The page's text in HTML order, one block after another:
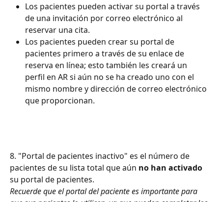
Los pacientes pueden activar su portal a través
de una invitación por correo electrónico al
reservar una cita.
Los pacientes pueden crear su portal de
pacientes primero a través de su enlace de
reserva en línea; esto también les creará un
perfil en AR si aún no se ha creado uno con el
mismo nombre y dirección de correo electrónico
que proporcionan.
8. "Portal de pacientes inactivo" es el número de
pacientes de su lista total que aún no han activado
su portal de pacientes.
Recuerde que el portal del paciente es importante para